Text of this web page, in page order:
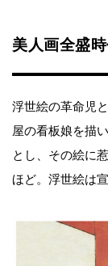
美人画全盛
浮世絵の革命児
屋の看板娘を描
とし、その絵に
ほど。浮世絵は